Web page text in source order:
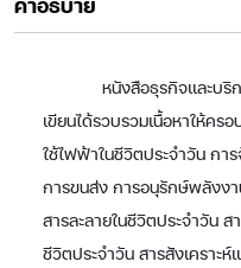
หนังสือธุรกิจและบริ
เขียนได้รวบรวมเนื้อหาให้คร
ใช้ไฟฟ้าในชีวิตประจำวัน กา
การขนส่ง การอนุรักษ์พลังง
สารละลายในชีวิตประจำวัน ส
ชีวิตประจำวัน สารสังเคราะ